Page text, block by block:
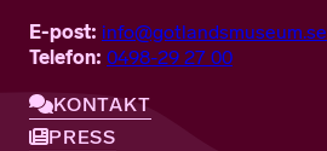
E-post: info@gotlandsmuseum.se
Telefon: 0498-29 27 00
KONTAKT
PRESS